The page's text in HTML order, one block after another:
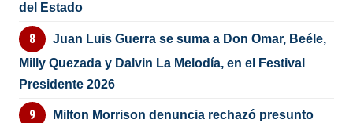
del Estado
Juan Luis Guerra se suma a Don Omar, Beéle,
Milly Quezada y Dalvin La Melodía, en el Festival
Presidente 2026
Milton Morrison denuncia rechazó presunto